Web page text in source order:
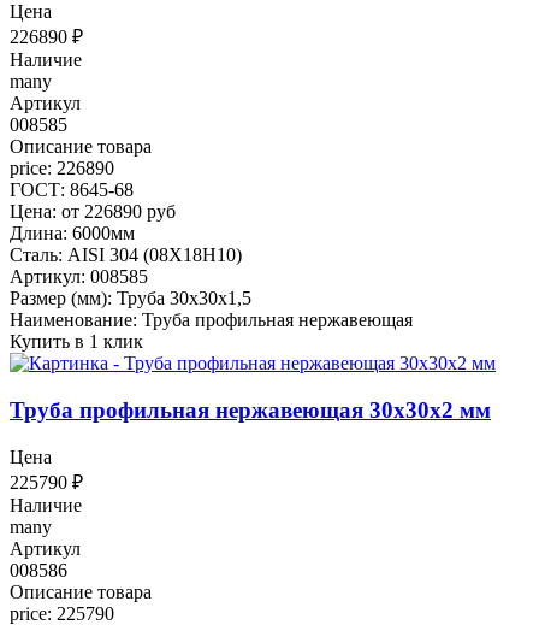
Цена
226890 ₽
Наличие
many
Артикул
008585
Описание товара
price: 226890
ГОСТ: 8645-68
Цена: от 226890 руб
Длина: 6000мм
Сталь: AISI 304 (08Х18Н10)
Артикул: 008585
Размер (мм): Труба 30х30х1,5
Наименование: Труба профильная нержавеющая
Купить в 1 клик
Труба профильная нержавеющая 30х30х2 мм
Цена
225790 ₽
Наличие
many
Артикул
008586
Описание товара
price: 225790